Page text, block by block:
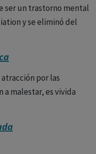
ser un trastorno mental
y se eliminó del
por las
a malestar, es vivida